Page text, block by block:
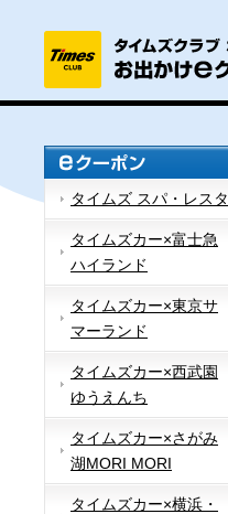
タイムズ スパ・レスタ
タイムズカー×富士急
ハイランド
タイムズカー×東京サ
マーランド
タイムズカー×西武園
ゆうえんち
タイムズカー×さがみ
湖MORI MORI
タイムズカー×横浜・